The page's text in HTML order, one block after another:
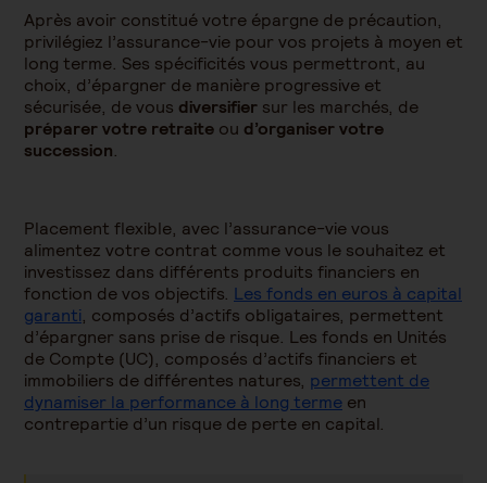
Après avoir constitué votre épargne de précaution,
privilégiez l’assurance-vie pour vos projets à moyen et
long terme. Ses spécificités vous permettront, au
choix, d’épargner de manière progressive et
sécurisée, de vous diversifier sur les marchés, de
préparer votre retraite ou d’organiser votre
succession.
Placement flexible, avec l’assurance-vie vous
alimentez votre contrat comme vous le souhaitez et
investissez dans différents produits financiers en
fonction de vos objectifs. Les fonds en euros à capital
garanti, composés d’actifs obligataires, permettent
d’épargner sans prise de risque. Les fonds en Unités
de Compte (UC), composés d’actifs financiers et
immobiliers de différentes natures, permettent de
dynamiser la performance à long terme en
contrepartie d’un risque de perte en capital.